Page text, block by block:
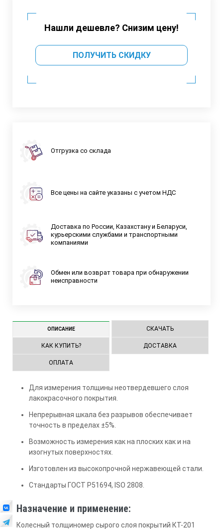
Нашли дешевле? Снизим цену!
ПОЛУЧИТЬ СКИДКУ
Отгрузка со склада
Все цены на сайте указаны с учетом НДС
Доставка по России, Казахстану и Беларуси,
курьерскими службами и транспортными
компаниями
Обмен или возврат товара при обнаружении
неисправности
ОПИСАНИЕ СКАЧАТЬ
КАК КУПИТЬ? ДОСТАВКА
ОПЛАТА
Для измерения толщины неотвердевшего слоя
лакокрасочного покрытия.
Непрерывная шкала без разрывов обеспечивает
точность в пределах ±5%.
Возможность измерения как на плоских как и на
изогнутых поверхностях.
Изготовлен из высокопрочной нержавеющей стали.
Стандарты ГОСТ P51694, ISO 2808.
Назначение и применение:
Колесный толщиномер сырого слоя покрытий КТ-201